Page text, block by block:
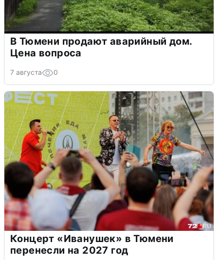
В Тюмени продают аварийный дом.
Цена вопроса
7 августа 0
Концерт «Иванушек» в Тюмени
перенесли на 2027 год